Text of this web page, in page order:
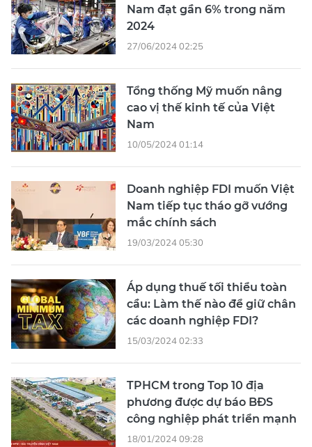
Nam đạt gần 6% trong năm
2024
27/06/2024 02:25
Tổng thống Mỹ muốn nâng
cao vị thế kinh tế của Việt
Nam
10/05/2024 01:14
Doanh nghiệp FDI muốn Việt
Nam tiếp tục tháo gỡ vướng
mắc chính sách
19/03/2024 05:30
Áp dụng thuế tối thiểu toàn
cầu: Làm thế nào để giữ chân
các doanh nghiệp FDI?
15/03/2024 02:33
TPHCM trong Top 10 địa
phương được dự báo BĐS
công nghiệp phát triển mạnh
18/01/2024 09:28